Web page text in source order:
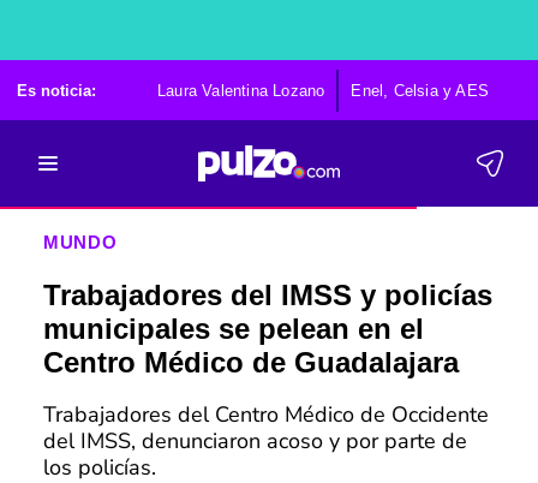
Es noticia: Laura Valentina Lozano Enel, Celsia y AES
MUNDO
Trabajadores del IMSS y policías
municipales se pelean en el
Centro Médico de Guadalajara
Trabajadores del Centro Médico de Occidente
del IMSS, denunciaron acoso y por parte de
los policías.